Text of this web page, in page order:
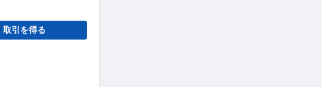
取引を得る